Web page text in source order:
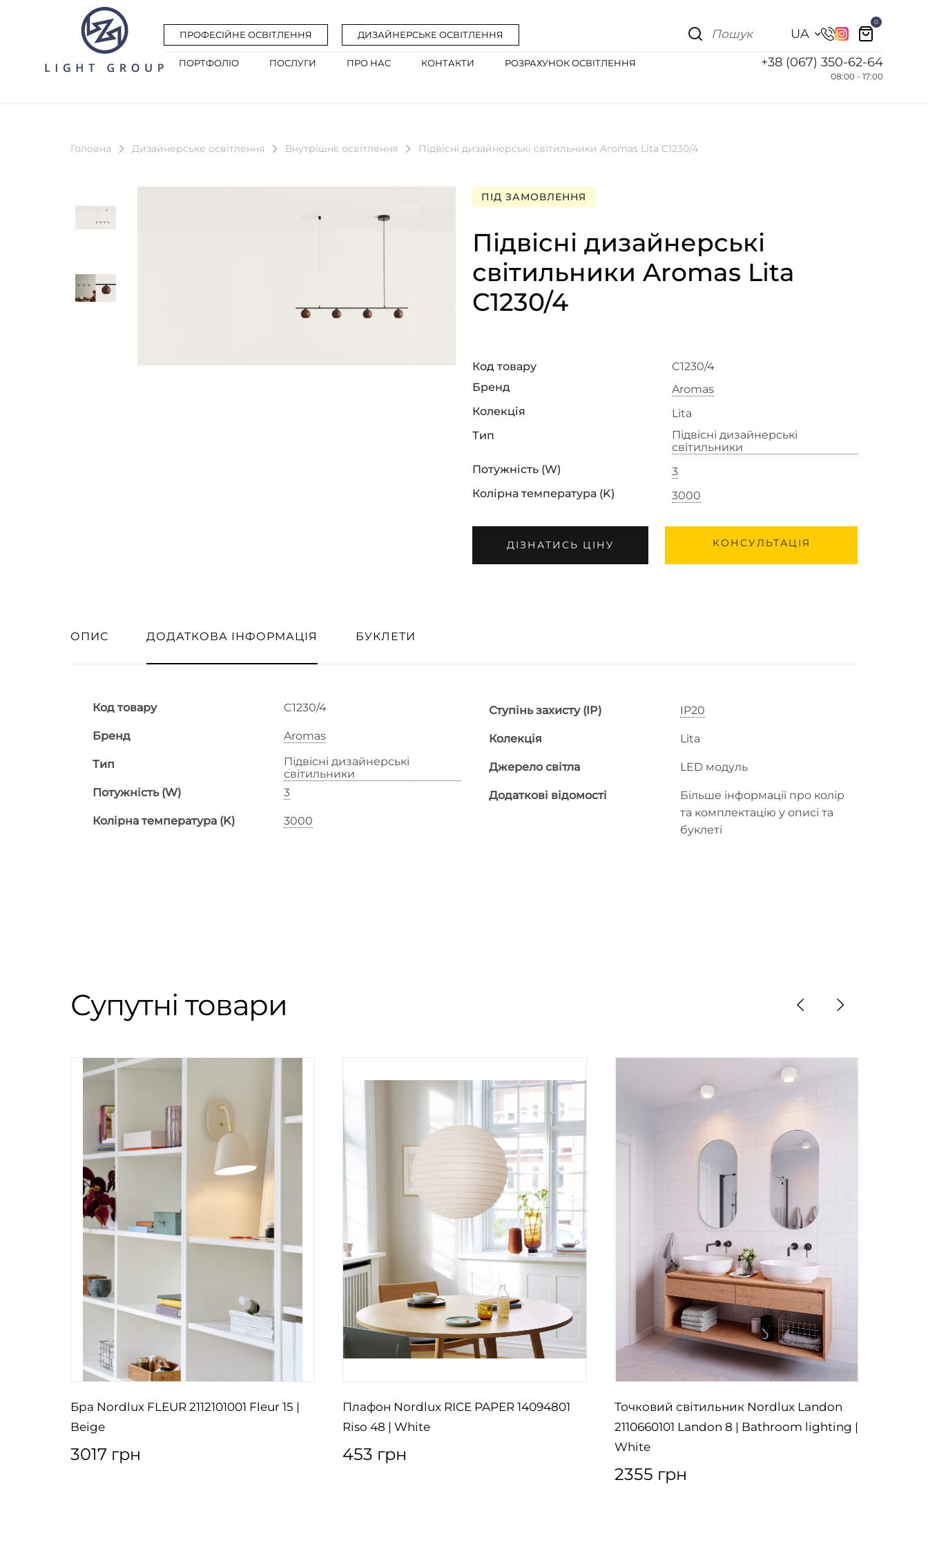
ПРОФЕСІЙНЕ ОСВІТЛЕННЯ ДИЗАЙНЕРСЬКЕ ОСВІТЛЕННЯ UA
0
ПОРТФОЛІО ПОСЛУГИ ПРО НАС КОНТАКТИ РОЗРАХУНОК ОСВІТЛЕННЯ +38 (067) 350-62-64
08:00 - 17:00
Головна Дизайнерське освітлення Внутрішнє освітлення Підвісні дизайнерські світильники Aromas Lita C1230/4
ПІД ЗАМОВЛЕННЯ
Підвісні дизайнерські
світильники Aromas Lita
C1230/4
Код товару
C1230/4
Бренд
Aromas
Колекція
Lita
Тип
Підвісні дизайнерські
світильники
Потужність (W)
3
Колірна температура (K)
3000
ДІЗНАТИСЬ ЦІНУ КОНСУЛЬТАЦІЯ
ОПИС ДОДАТКОВА ІНФОРМАЦІЯ БУКЛЕТИ
Код товару C1230/4
Бренд Aromas
Тип
Підвісні дизайнерські
світильники
Потужність (W)
3
Колірна температура (K) 3000
Ступінь захисту (IP) IP20
Колекція Lita
Джерело світла LED модуль
Додаткові відомості
Більше інформації про колір
та комплектацію у описі та
буклеті
Супутні товари
Бра Nordlux FLEUR 2112101001 Fleur 15 |
Beige
3017 грн
Плафон Nordlux RICE PAPER 14094801
Riso 48 | White
453 грн
Точковий світильник Nordlux Landon
2110660101 Landon 8 | Bathroom lighting |
White
2355 грн